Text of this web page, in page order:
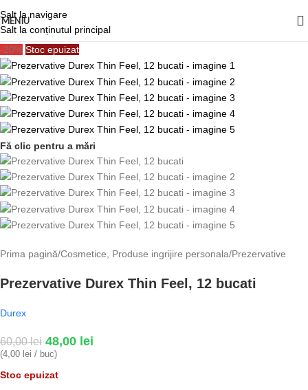
Salt la navigare
Salt la conținutul principal
MENIU
-20% Stoc epuizat
Fă clic pentru a mări
Prima pagină/Cosmetice, Produse ingrijire personala/Prezervative
Prezervative Durex Thin Feel, 12 bucati
Durex
60,00lei 48,00 lei
(4,00 lei / buc)
Stoc epuizat